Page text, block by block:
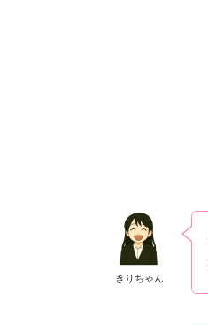
きりちゃん